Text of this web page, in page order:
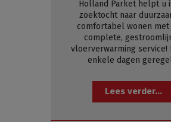
Holland Parket helpt u
zoektocht naar
comfortabel wonen met
complete,
vloerverwarming service!
enkele dagen
Lees verder...